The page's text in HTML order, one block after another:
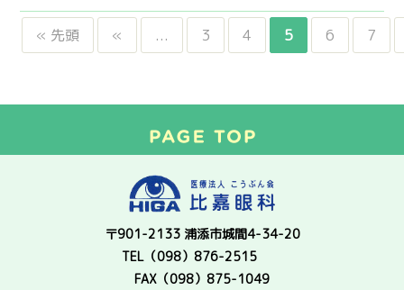
« 先頭 « ... 3 4 5 6 7
〒901-2133 浦添市城間4-34-20
TEL（098）876-2515
FAX（098）875-1049